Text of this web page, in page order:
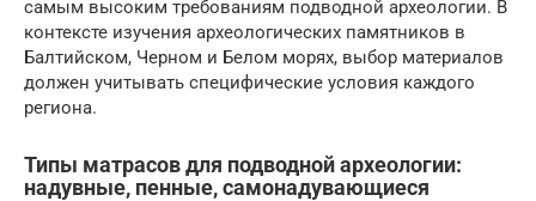
самым высоким требованиям подводной археологии. В
контексте изучения археологических памятников в
Балтийском, Черном и Белом морях, выбор материалов
должен учитывать специфические условия каждого
региона.
Типы матрасов для подводной археологии:
надувные, пенные, самонадувающиеся